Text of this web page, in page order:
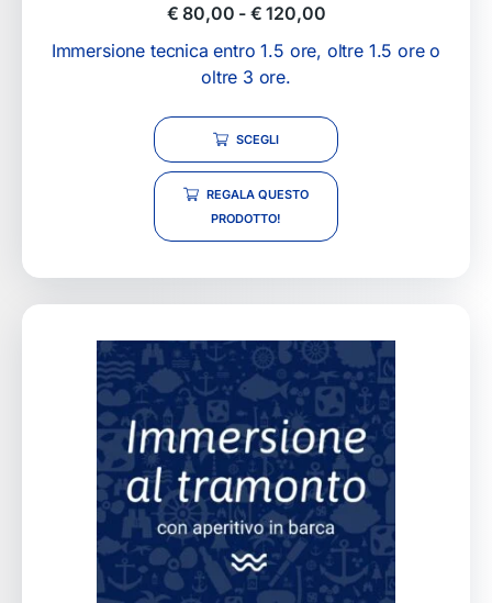
€ 80,00 - € 120,00
Immersione tecnica entro 1.5 ore, oltre 1.5 ore o
oltre 3 ore.
SCEGLI
REGALA QUESTO
PRODOTTO!